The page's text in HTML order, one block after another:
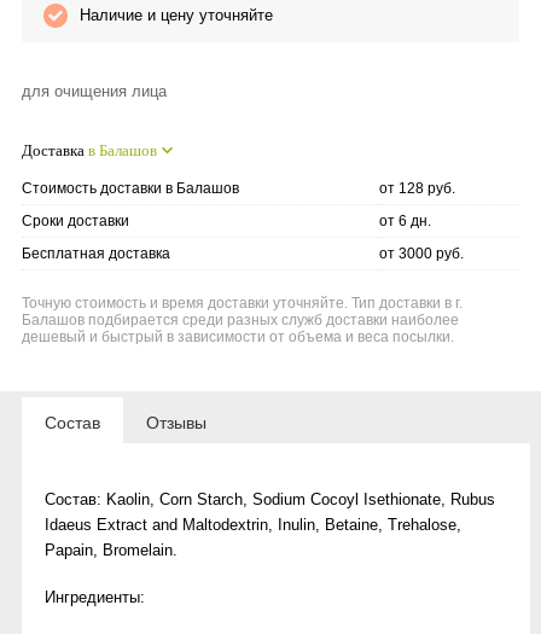
Anny Rey
Intilia
Happy Dew
Enjoy Care
Наличие и цену уточняйте
для очищения лица
Доставка в Балашов
Стоимость доставки в Балашов
от 128 руб.
Сроки доставки
от 6 дн.
Бесплатная доставка
от 3000 руб.
Точную стоимость и время доставки уточняйте. Тип доставки в г.
Балашов подбирается среди разных служб доставки наиболее
дешевый и быстрый в зависимости от объема и веса посылки.
Состав Отзывы
Состав: Kaolin, Corn Starch, Sodium Cocoyl Isethionate, Rubus
Idaeus Extract and Maltodextrin, Inulin, Betaine, Trehalose,
Papain, Bromelain.
Ингредиенты: